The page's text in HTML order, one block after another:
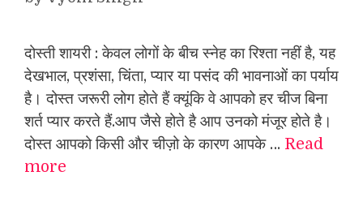
दोस्ती शायरी : केवल लोगों के बीच स्नेह का रिश्ता नहीं है, यह
देखभाल, प्रशंसा, चिंता, प्यार या पसंद की भावनाओं का पर्याय
है। दोस्त जरूरी लोग होते हैं क्यूंकि वे आपको हर चीज बिना
शर्त प्यार करते हैं.आप जैसे होते है आप उनको मंजूर होते है।
दोस्त आपको किसी और चीज़ो के कारण आपके … Read
more